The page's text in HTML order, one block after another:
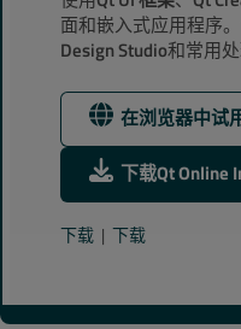
所属企业全称*
您的角色 *
面和嵌入式应用程序
Design Studio和常用
在浏览器中试
下载Qt Online
下载 | 下载